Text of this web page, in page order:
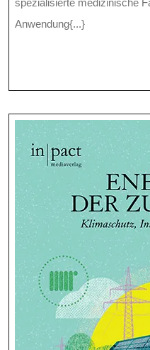
spezialisierte medizinische
Anwendung{...}